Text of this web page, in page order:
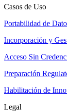
Casos de Uso
Portabilidad de
Incorporación y
Acceso Sin
Preparación
Habilitación de
Legal